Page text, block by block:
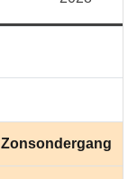
Zonsondergang